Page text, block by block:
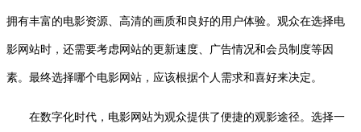
拥有丰富的电影资源、高清的画质和良好的用户体验。观众在选择电
影网站时，还需要考虑网站的更新速度、广告情况和会员制度等因
素。最终选择哪个电影网站，应该根据个人需求和喜好来决定。
在数字化时代，电影网站为观众提供了便捷的观影途径。选择一